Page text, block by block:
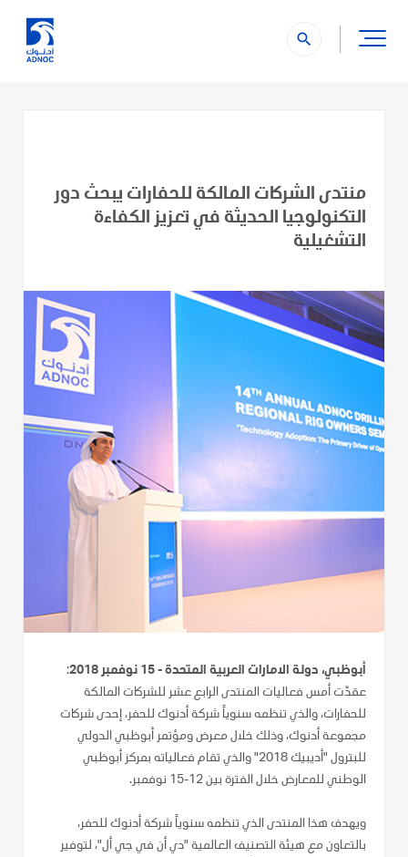
search
منتدى الشركات المالكة للحفارات يبحث دور
التكنولوجيا الحديثة في تعزيز الكفاءة
التشغيلية
أبوظبي، دولة الامارات العربية المتحدة - 15 نوفمبر 2018
:
عقدّت أمس فعاليات المنتدى الرابع عشر للشركات المالكة
للحفارات، والذي تنظمه سنوياً شركة أدنوك للحفر، إحدى شركات
مجموعة أدنوك، وذلك خلال معرض ومؤتمر أبوظبي الدولي
للبترول "أديبيك 2018" والذي تقام فعالياته بمركز أبوظبي
الوطني للمعارض خلال الفترة بين 12-15 نوفمبر.
ويهدف هذا المنتدى الذي تنظمه سنوياً شركة أدنوك للحفر،
بالتعاون مع هيئة التصنيف العالمية "دي أن في جي أل"، لتوفير